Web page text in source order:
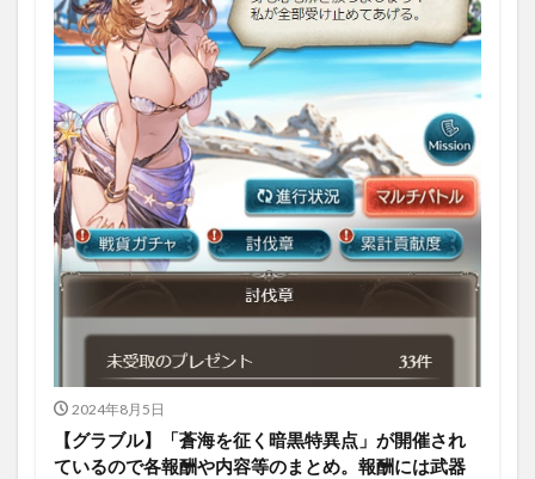
2024年8月5日
【グラブル】「蒼海を征く暗黒特異点」が開催され
ているので各報酬や内容等のまとめ。報酬には武器